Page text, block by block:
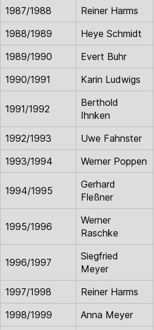
1987/1988
Reiner Harms
1988/1989
Heye Schmidt
1989/1990
Evert Buhr
1990/1991
Karin Ludwigs
1991/1992
Berthold
Ihnken
1992/1993 Uwe Fahnster
1993/1994
Werner Poppen
1994/1995
Gerhard
Fleßner
1995/1996
Werner
Raschke
1996/1997
Siegfried
Meyer
1997/1998 Reiner Harms
1998/1999
Anna Meyer